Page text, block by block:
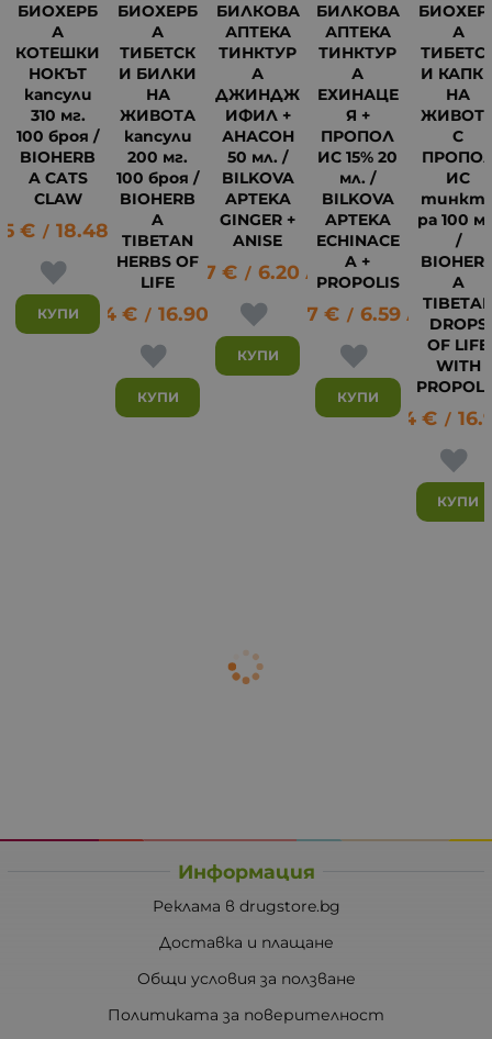
БИОХЕРБ
А
КОТЕШКИ
НОКЪТ
капсули
310 мг.
100 броя /
BIOHERB
A CATS
CLAW
€ / 18.48 лв.
КУПИ
БИОХЕРБ
А
ТИБЕТСК
И БИЛКИ
НА
ЖИВОТА
капсули
200 мг.
100 броя /
BIOHERB
A
TIBETAN
HERBS OF
LIFE
8.64 € / 16.90 лв.
КУПИ
БИЛКОВА
АПТЕКА
ТИНКТУР
А
ДЖИНДЖ
ИФИЛ +
АНАСОН
50 мл. /
BILKOVA
APTEKA
GINGER +
ANISE
3.17 € / 6.20 лв.
КУПИ
БИЛКОВА
АПТЕКА
ТИНКТУР
А
ЕХИНАЦЕ
Я +
ПРОПОЛ
ИС 15% 20
мл. /
BILKOVA
APTEKA
ECHINACE
A +
PROPOLIS
3.37 € / 6.59 лв.
КУПИ
А
И
НА
С
ИС
ра 100
/
A
DROPS
OF LIFE
WITH
8.64 € /
КУПИ
Информация
Реклама в drugstore.bg
Доставка и плащане
Общи условия за ползване
Политиката за поверителност